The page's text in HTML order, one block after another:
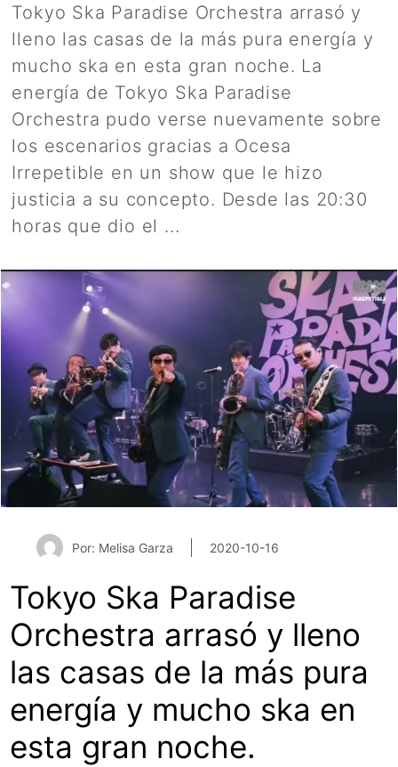
Tokyo Ska Paradise Orchestra arrasó y
lleno las casas de la más pura energía y
mucho ska en esta gran noche. La
energía de Tokyo Ska Paradise
Orchestra pudo verse nuevamente sobre
los escenarios gracias a Ocesa
Irrepetible en un show que le hizo
justicia a su concepto. Desde las 20:30
horas que dio el ...
Por: Melisa Garza 2020-10-16
Tokyo Ska Paradise
Orchestra arrasó y lleno
las casas de la más pura
energía y mucho ska en
esta gran noche.